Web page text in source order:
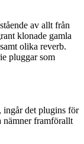
av allt från
klonade gamla
olika reverb.
pluggar som
ingår det plugins för
nämner framförallt